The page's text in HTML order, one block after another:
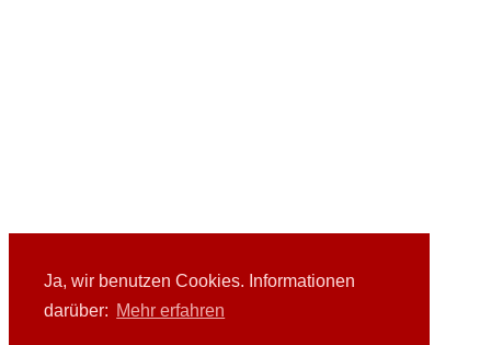
Ja, wir benutzen Cookies. Informationen
darüber: Mehr erfahren